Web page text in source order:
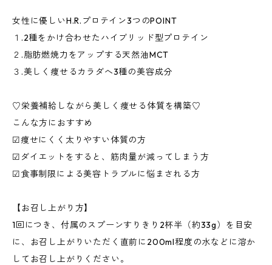
女性に優しいH.R.プロテイン3つのPOINT
１.2種をかけ合わせたハイブリッド型プロテイン
２.脂肪燃焼力をアップする天然油MCT
３.美しく痩せるカラダへ3種の美容成分
♡栄養補給しながら美しく痩せる体質を構築♡
こんな方におすすめ
☑︎痩せにくく太りやすい体質の方
☑︎ダイエットをすると、筋肉量が減ってしまう方
☑︎食事制限による美容トラブルに悩まされる方
【お召し上がり方】
1回につき、付属のスプーンすりきり2杯半（約33g）を目安
に、お召し上がりいただく直前に200ml程度の水などに溶か
してお召し上がりください。